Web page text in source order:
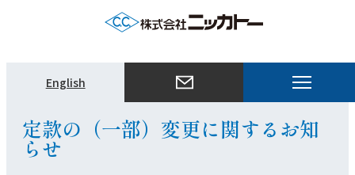
English
ュ
ー
定款の（一部）変更に関するお知
らせ